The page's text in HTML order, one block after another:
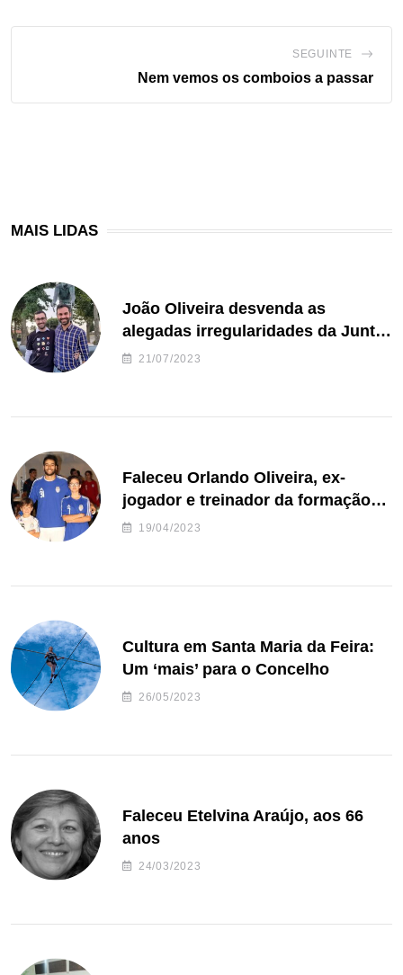
SEGUINTE
Nem vemos os comboios a passar
MAIS LIDAS
João Oliveira desvenda as
alegadas irregularidades da Junta
de Freguesia S. João de Ver
21/07/2023
Faleceu Orlando Oliveira, ex-
jogador e treinador da formação
de andebol do Feirense
19/04/2023
Cultura em Santa Maria da Feira:
Um ‘mais’ para o Concelho
26/05/2023
Faleceu Etelvina Araújo, aos 66
anos
24/03/2023